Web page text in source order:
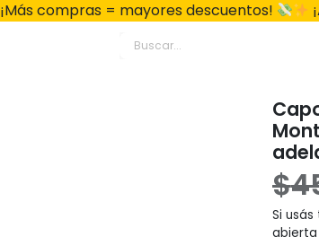
¡Más compras = mayores descuentos!
$
Si
abierta